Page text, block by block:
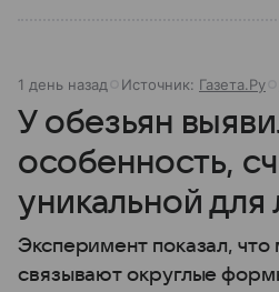
1 день назад Источник: Газета.Ру
У обезьян
особенность,
уникальной для
Эксперимент показал, что
связывают округлые